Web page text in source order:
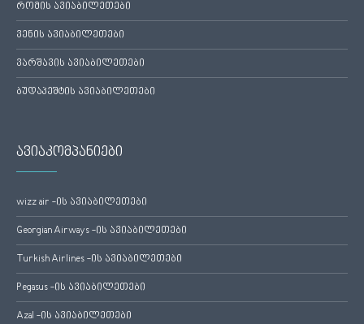
რომის ავიაბილეთები
ვენის ავიაბილეთები
ვარშავის ავიაბილეთები
ბუდაპეშტის ავიაბილეთები
ავიაკომპანიები
wizz air -ის ავიაბილეთები
Georgian Airways -ის ავიაბილეთები
Turkish Airlines -ის ავიაბილეთები
Pegasus -ის ავიაბილეთები
Azal -ის ავიაბილეთები